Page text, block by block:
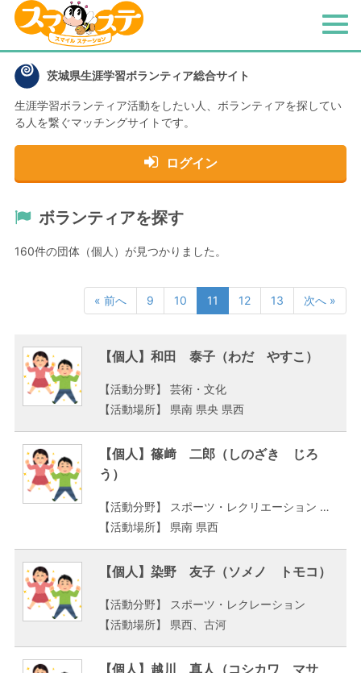
茨城県生涯学習ボランティア総合サイト
生涯学習ボランティア活動をしたい人、 ボランティアを探してい
る人を繋ぐマッチングサイトです。
ログイン
メ
ボランティアを探す
160件の団体（個人）が見つかりました。
« 前へ 9 10 11 12 13 次へ »
【個人】和田 泰子（わだ やすこ）
【活動分野】 芸術・文化
【活動場所】 県南 県央 県西
【個人】篠﨑 二郎（しのざき じろ
う）
【活動分野】 スポーツ・レクリエーション その他
【活動場所】 県南 県西
【個人】染野 友子（ソメノ トモコ）
【活動分野】 スポーツ・レクレーション
【活動場所】 県西、古河
【個人】越川 真人（コシカワ マサ